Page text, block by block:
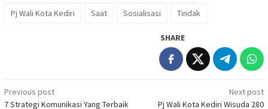
Pj Wali Kota Kediri
Saat Sosialisasi Tindak
SHARE
Post
Previous post
7 Strategi Komunikasi Yang Terbaik
Next post
Pj Wali Kota Kediri Wisuda 280